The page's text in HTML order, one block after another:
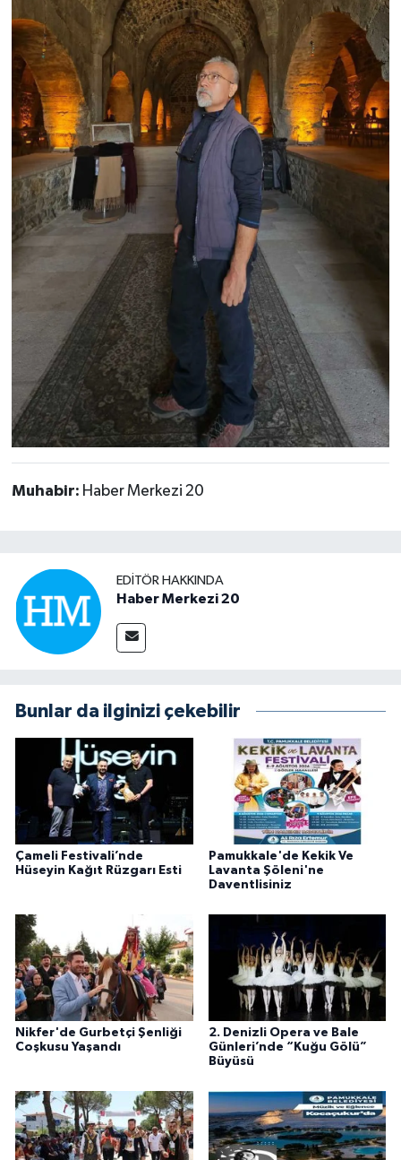
Muhabir: Haber Merkezi 20
EDITÖR HAKKINDA
Haber Merkezi 20
Bunlar da ilginizi çekebilir
Çameli Festivali’nde
Hüseyin Kağıt Rüzgarı Esti
Pamukkale'de Kekik Ve
Lavanta Şöleni'ne
Daventlisiniz
Nikfer'de Gurbetçi Şenliği
Coşkusu Yaşandı
2. Denizli Opera ve Bale
Günleri’nde “Kuğu Gölü”
Büyüsü